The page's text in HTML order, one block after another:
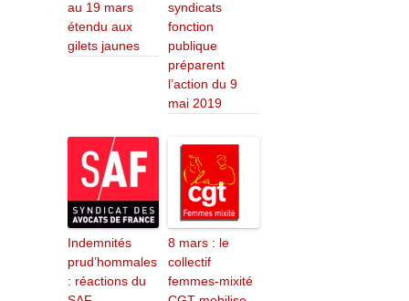
au 19 mars
étendu aux
gilets jaunes
syndicats
fonction
publique
préparent
l’action du 9
mai 2019
Indemnités
prud’hommales
: réactions du
8 mars : le
collectif
femmes-mixité